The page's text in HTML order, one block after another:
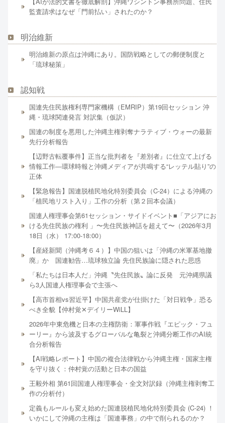
監査請求はなぜ「門前払い」されたのか？
明治維新
明治維新の原点は沖縄にあり。国防戦略としての郵便制度と
「琉球秘策」
認知戦
国連先住民族権利専門家機構（EMRIP）第19回セッション 沖
縄・琉球関連発言 対訳集（仮訳）
国連の制度を悪用した沖縄主権剥奪ナラティブ・ウォーの最新
先行分析報告
【辺野古転覆事件】正当な批判者を『差別者』に仕立て上げる
情報工作―環球時報と沖縄メディアが共鳴する“レッテル貼り”の
正体
【緊急報告】国連脱植民地化特別委員会（C-24）による沖縄の
「植民地リスト入り」工作の分析（第２回本会議）
国連人権理事会第61セッション・サイドイベント■「アジアにお
ける先住民族の権利 」〜先住民族神話を超えて〜（2026年3月
18日（水） 17:00-18:00）
【産経新聞（沖縄考６４）】中国の狙いは「沖縄の米軍基地撤
廃」か 国連勧告…琉球独立論 先住民族論に隠された思惑
「私たちは日本人だ」沖縄〝先住民族〟論に反発 元沖縄県議
ら3人国連人権理事会で主張へ
【高市首相vs習近平】中国共産党が仕掛けた「対日戦争」恐る
べき全貌【仲村覚✕デイリーWiLL】
2026年中東危機と日本の主権防衛：軍事作戦『エピック・フュ
ーリー』から波及するグローバルな亀裂と沖縄分断工作のAI統
合分析報告
【AI戦略レポート】中国の複合法律戦から沖縄主権・国家主権
を守り抜く：仲村覚の活動と日本の国益
王毅外相 第61回国連人権理事会・全文対訳録（沖縄主権剥奪工
作の分析付）
定義もルールも変え始めた国連脱植民地化特別委員会 (C-24) ！
いかにして沖縄の主権は「国連事務」の中で削られるのか？